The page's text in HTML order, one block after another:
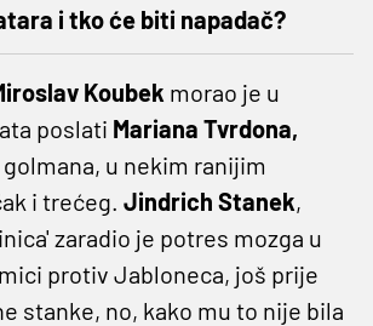
i tko će biti napadač?
Koubek morao je u
poslati Mariana Tvrdona,
u nekim ranijim
i trećeg. Jindrich Stanek,
zaradio je potres mozga u
protiv Jabloneca, još prije
stanke, no, kako mu to nije bila